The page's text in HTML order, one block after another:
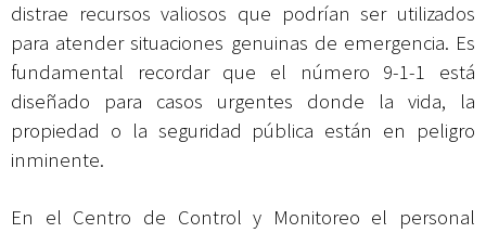
distrae recursos valiosos que podrían ser utilizados
para atender situaciones genuinas de emergencia. Es
fundamental recordar que el número 9-1-1 está
diseñado para casos urgentes donde la vida, la
propiedad o la seguridad pública están en peligro
inminente.
En el Centro de Control y Monitoreo el personal